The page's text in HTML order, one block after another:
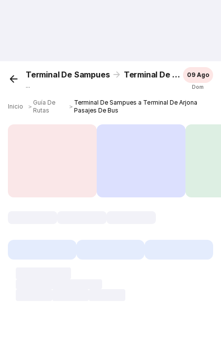
Terminal De Sampues Terminal De Arjona
...
09 Ago
Dom
Inicio ＞
Guía De
Rutas
＞
Terminal De Sampues a Terminal De Arjona
Pasajes De Bus